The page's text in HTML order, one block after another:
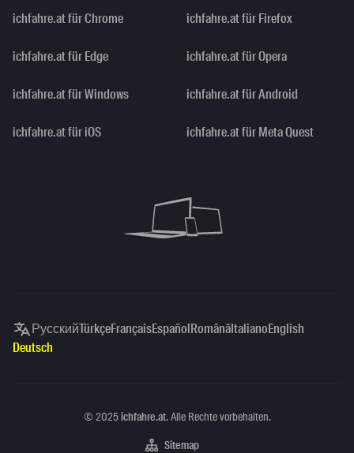
ichfahre.at für Chrome ichfahre.at für Firefox
ichfahre.at für Edge ichfahre.at für Opera
ichfahre.at für Windows ichfahre.at für Android
ichfahre.at für iOS ichfahre.at für Meta Quest
РусскийTürkçeFrançaisEspañolRomânăItalianoEnglish
Deutsch
Copyright
© 2025ichfahre.at. Alle Rechte vorbehalten.
Sitemap